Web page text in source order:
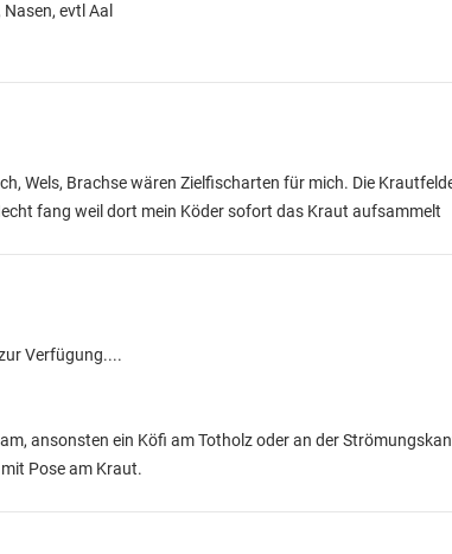
evtl Aal
Wels, Brachse wären Zielfischarten für mich. Die
fang weil dort mein Köder sofort das Kraut aufsammelt
Verfügung....
ansonsten ein Köfi am Totholz oder an der
Pose am Kraut.